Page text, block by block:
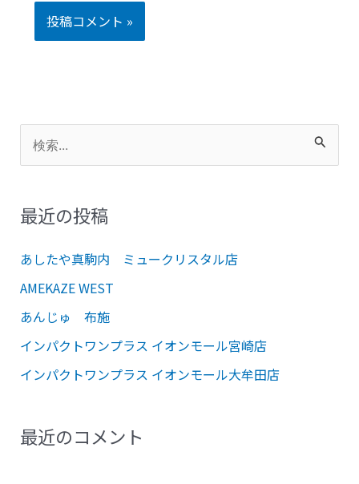
索
象
最近の投稿
あしたや真駒内 ミュークリスタル店
AMEKAZE WEST
あんじゅ 布施
インパクトワンプラス イオンモール宮崎店
インパクトワンプラス イオンモール大牟田店
最近のコメント